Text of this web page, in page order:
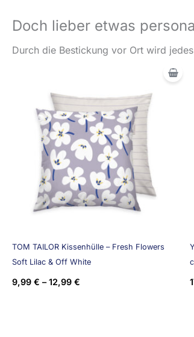
Doch lieber etwas
Durch die Bestickung vor Ort wird
TOM TAILOR Kissenhülle – Fresh Flowers
Soft Lilac & Off White
9,99 € –12,99 €